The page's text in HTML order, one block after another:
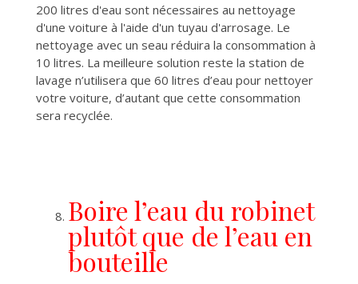
200 litres d'eau sont nécessaires au nettoyage
d'une voiture à l'aide d'un tuyau d'arrosage. Le
nettoyage avec un seau réduira la consommation à
10 litres. La meilleure solution reste la station de
lavage n’utilisera que 60 litres d’eau pour nettoyer
votre voiture, d’autant que cette consommation
sera recyclée.
Boire l’eau du robinet
plutôt que de l’eau en
bouteille